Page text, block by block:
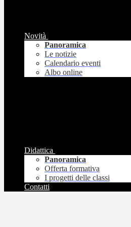
Novità
Panoramica
Le notizie
Calendario eventi
Albo online
Didattica
Panoramica
Offerta formativa
I progetti delle classi
Contatti